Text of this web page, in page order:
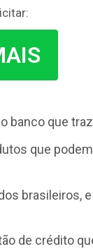
banco que
que
brasileiros,
de crédito